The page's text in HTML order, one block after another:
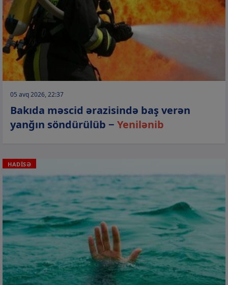
05 avq 2026, 22:37
Bakıda məscid ərazisində baş verən
yanğın söndürülüb − Yenilənib
HADİSƏ